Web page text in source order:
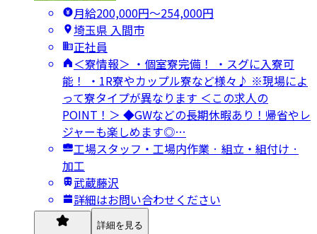
月給200,000円〜254,000円
埼玉県 入間市
正社員
＜寮情報＞ ・個室寮完備！ ・スグに入寮可
能！ ・1R寮やカップル寮など様々♪ ※現場によ
って寮タイプが異なります ＜この求人の
POINT！＞ ◆GWなどの長期休暇あり！帰省やレ
ジャーも楽しめます◎…
工場スタッフ・工場内作業 · 組立・組付け ·
加工
武蔵藤沢
詳細はお問い合わせください
詳細を見る